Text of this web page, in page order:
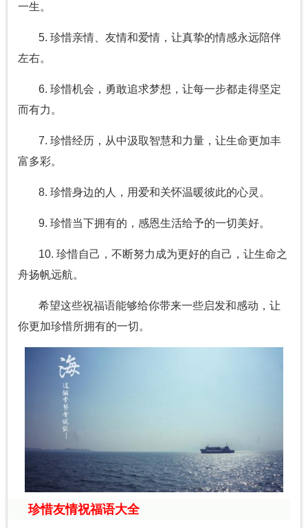
一生。
5. 珍惜亲情、友情和爱情，让真挚的情感永远陪伴
左右。
6. 珍惜机会，勇敢追求梦想，让每一步都走得坚定
而有力。
7. 珍惜经历，从中汲取智慧和力量，让生命更加丰
富多彩。
8. 珍惜身边的人，用爱和关怀温暖彼此的心灵。
9. 珍惜当下拥有的，感恩生活给予的一切美好。
10. 珍惜自己，不断努力成为更好的自己，让生命之
舟扬帆远航。
希望这些祝福语能够给你带来一些启发和感动，让
你更加珍惜所拥有的一切。
珍惜友情祝福语大全